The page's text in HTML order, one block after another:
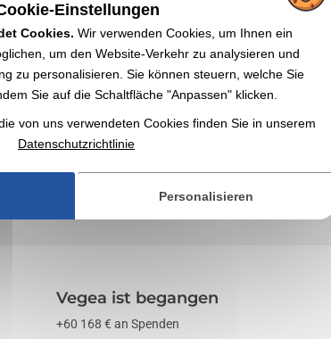
mit...
bestehend aus einem Stift mit Korkschaft und Clip und
2,62€ exkl. MwSt.
Ohne Markierung
Vegea ist begangen
+60 168 € an Spenden
Einstellungen
Cookies. Wir verwenden Cookies, um Ihnen ein
um den Website-Verkehr zu analysieren und
zu personalisieren. Sie können steuern, welche Sie
Sie auf die Schaltfläche "Anpassen" klicken.
von uns verwendeten Cookies finden Sie in unserem
Datenschutzrichtlinie
Personalisieren